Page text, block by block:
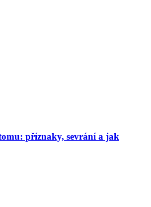
příznaky, sevrání a jak